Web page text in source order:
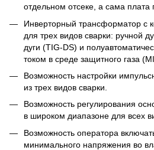
отдельном отсеке, а сама
Инверторный трансформатор с
для трех видов сварки: ручной
дуги (TIG-DS) и
током в среде защитного газа
Возможность настройки
из трех видов сварки.
Возможность регулирования
в широком диапазоне для всех
Возможность оператора
минимального напряжения во